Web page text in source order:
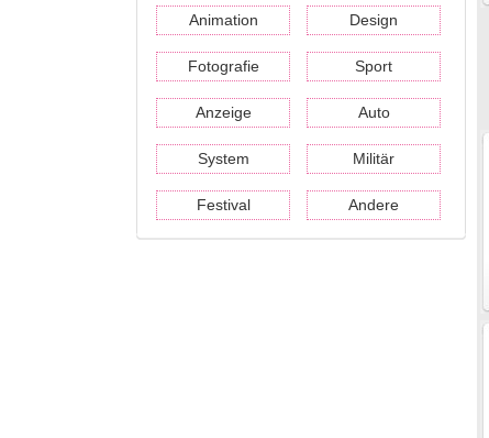
Animation Design
Fotografie Sport
Anzeige Auto
System Militär
Festival Andere